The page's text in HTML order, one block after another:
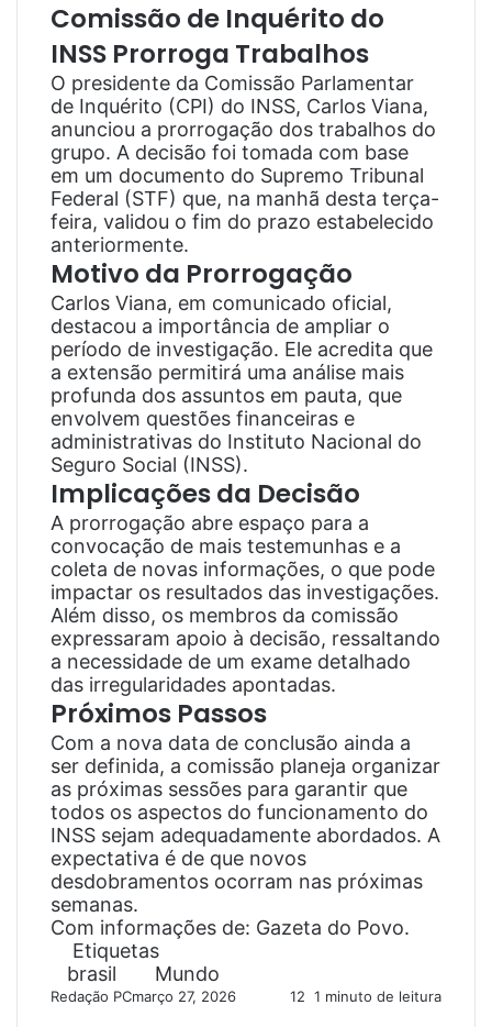
Comissão de Inquérito do
INSS Prorroga Trabalhos
O presidente da Comissão Parlamentar
de Inquérito (CPI) do INSS, Carlos Viana,
anunciou a prorrogação dos trabalhos do
grupo. A decisão foi tomada com base
em um documento do Supremo Tribunal
Federal (STF) que, na manhã desta terça-
feira, validou o fim do prazo estabelecido
anteriormente.
Motivo da Prorrogação
Carlos Viana, em comunicado oficial,
destacou a importância de ampliar o
período de investigação. Ele acredita que
a extensão permitirá uma análise mais
profunda dos assuntos em pauta, que
envolvem questões financeiras e
administrativas do Instituto Nacional do
Seguro Social (INSS).
Implicações da Decisão
A prorrogação abre espaço para a
convocação de mais testemunhas e a
coleta de novas informações, o que pode
impactar os resultados das investigações.
Além disso, os membros da comissão
expressaram apoio à decisão, ressaltando
a necessidade de um exame detalhado
das irregularidades apontadas.
Próximos Passos
Com a nova data de conclusão ainda a
ser definida, a comissão planeja organizar
as próximas sessões para garantir que
todos os aspectos do funcionamento do
INSS sejam adequadamente abordados. A
expectativa é de que novos
desdobramentos ocorram nas próximas
semanas.
Com informações de: Gazeta do Povo.
Etiquetas
brasil
Mundo
Redação PCmarço 27, 2026 12 1 minuto de leitura